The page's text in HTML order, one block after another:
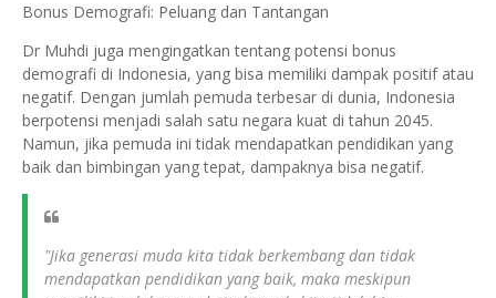
Bonus Demografi: Peluang dan Tantangan
Dr Muhdi juga mengingatkan tentang potensi bonus
demografi di Indonesia, yang bisa memiliki dampak positif atau
negatif. Dengan jumlah pemuda terbesar di dunia, Indonesia
berpotensi menjadi salah satu negara kuat di tahun 2045.
Namun, jika pemuda ini tidak mendapatkan pendidikan yang
baik dan bimbingan yang tepat, dampaknya bisa negatif.
"Jika generasi muda kita tidak berkembang dan tidak
mendapatkan pendidikan yang baik, maka meskipun